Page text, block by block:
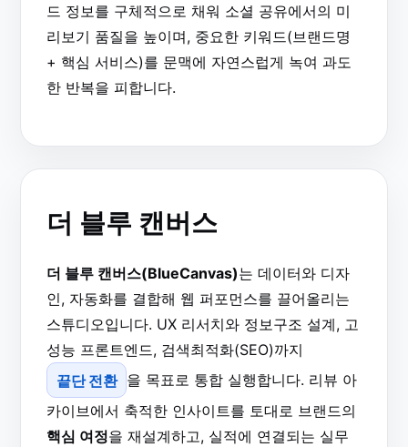
드 정보를 구체적으로 채워 소셜 공유에서의 미
리보기 품질을 높이며, 중요한 키워드(브랜드명
+ 핵심 서비스)를 문맥에 자연스럽게 녹여 과도
한 반복을 피합니다.
더 블루 캔버스
더 블루 캔버스(BlueCanvas)는 데이터와 디자
인, 자동화를 결합해 웹 퍼포먼스를 끌어올리는
스튜디오입니다. UX 리서치와 정보구조 설계, 고
성능 프론트엔드, 검색최적화(SEO)까지
끝단 전환 을 목표로 통합 실행합니다. 리뷰 아
카이브에서 축적한 인사이트를 토대로 브랜드의
핵심 여정을 재설계하고, 실적에 연결되는 실무